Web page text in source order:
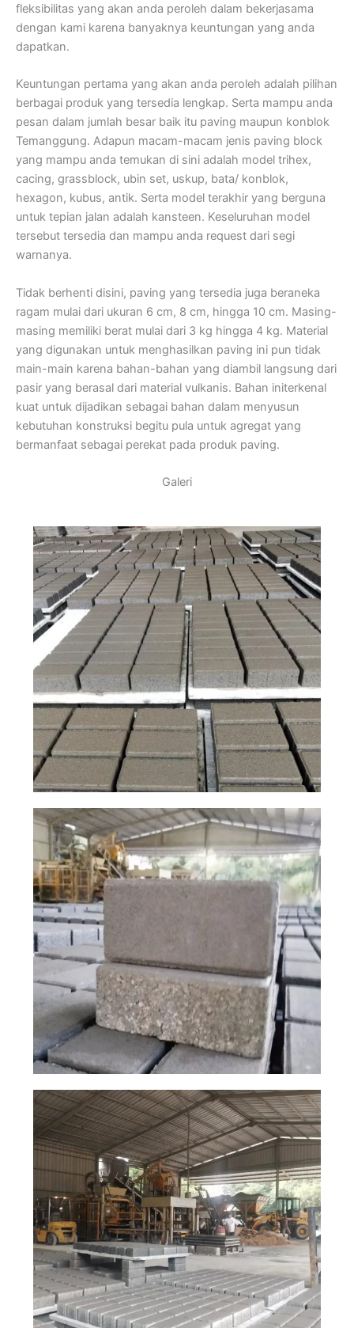
fleksibilitas yang akan anda peroleh dalam bekerjasama
dengan kami karena banyaknya keuntungan yang anda
dapatkan.
Keuntungan pertama yang akan anda peroleh adalah pilihan
berbagai produk yang tersedia lengkap. Serta mampu anda
pesan dalam jumlah besar baik itu paving maupun konblok
Temanggung. Adapun macam-macam jenis paving block
yang mampu anda temukan di sini adalah model trihex,
cacing, grassblock, ubin set, uskup, bata/ konblok,
hexagon, kubus, antik. Serta model terakhir yang berguna
untuk tepian jalan adalah kansteen. Keseluruhan model
tersebut tersedia dan mampu anda request dari segi
warnanya.
Tidak berhenti disini, paving yang tersedia juga beraneka
ragam mulai dari ukuran 6 cm, 8 cm, hingga 10 cm. Masing-
masing memiliki berat mulai dari 3 kg hingga 4 kg. Material
yang digunakan untuk menghasilkan paving ini pun tidak
main-main karena bahan-bahan yang diambil langsung dari
pasir yang berasal dari material vulkanis. Bahan initerkenal
kuat untuk dijadikan sebagai bahan dalam menyusun
kebutuhan konstruksi begitu pula untuk agregat yang
bermanfaat sebagai perekat pada produk paving.
Galeri